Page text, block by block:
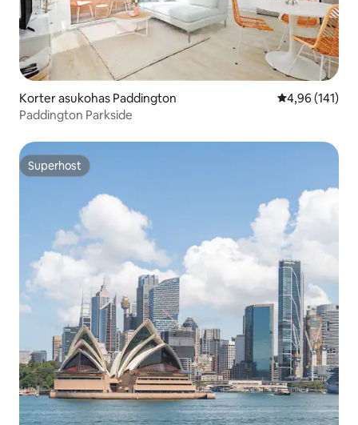
Korter asukohas Paddington Keskmine
4,96 (141)
Paddington Parkside
Superhost
Superhost